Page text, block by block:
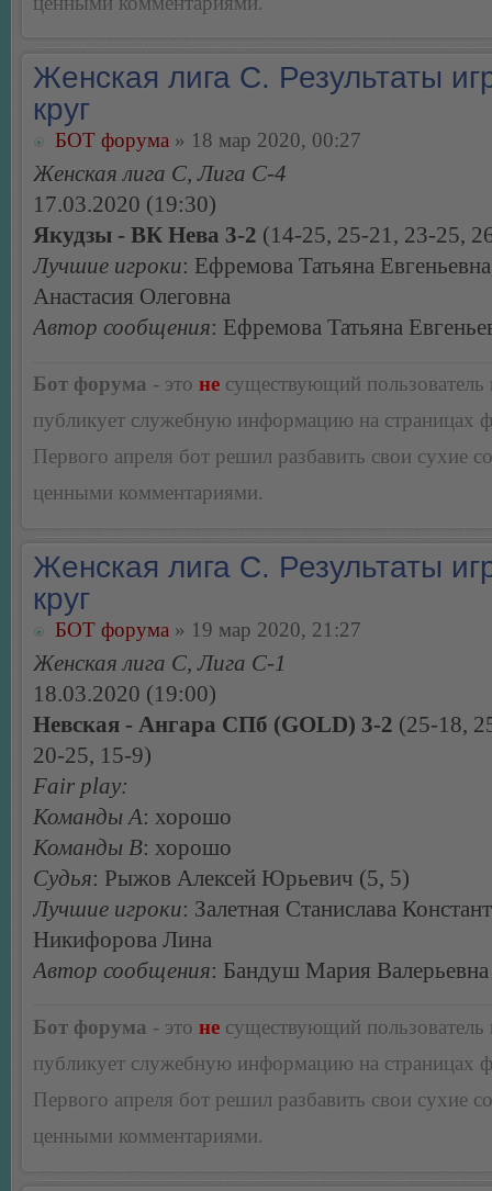
Женская лига С. Результаты
круг
БОТ форума » 18 мар 2020, 00:27
Женская лига С, Лига С-4
17.03.2020 (19:30)
Якудзы - ВК Нева 3-2 (14-25, 25-21, 23-25,
Лучшие игроки: Ефремова Татьяна
Анастасия Олеговна
Автор сообщения: Ефремова Татьяна
Бот форума - это не существующий пользователь
публикует служебную информацию на страницах
Первого апреля бот решил разбавить свои сухие
ценными комментариями.
Женская лига С. Результаты
круг
БОТ форума » 19 мар 2020, 21:27
Женская лига С, Лига С-1
18.03.2020 (19:00)
Невская - Ангара СПб (GOLD) 3-2 (25-18,
20-25, 15-9)
Fair play:
Команды А: хорошо
Команды В: хорошо
Судья: Рыжов Алексей Юрьевич (5, 5)
Лучшие игроки: Залетная Станислава
Никифорова Лина
Автор сообщения: Бандуш Мария Валерьевна
Бот форума - это не существующий пользователь
публикует служебную информацию на страницах
Первого апреля бот решил разбавить свои сухие
ценными комментариями.